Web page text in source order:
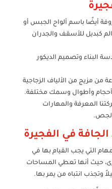
أيضًا باسم ألواح الجبس أو
كبديل للأسقف والجدران
البناء وتصميم الديكور
من مزيج من الألياف الزجاجية
بأحجام وأطوال وسمك مختلفة.
المعرفة والمهارات
الجص.
في الفجيرة
التي يجب القيام بها في
حيث أنها تعطي المساحات
وتجذب انتباه من يمر بها.